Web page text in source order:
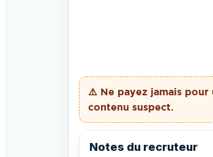
⚠️ Ne payez jamais pour
contenu suspect.
Notes du recruteur